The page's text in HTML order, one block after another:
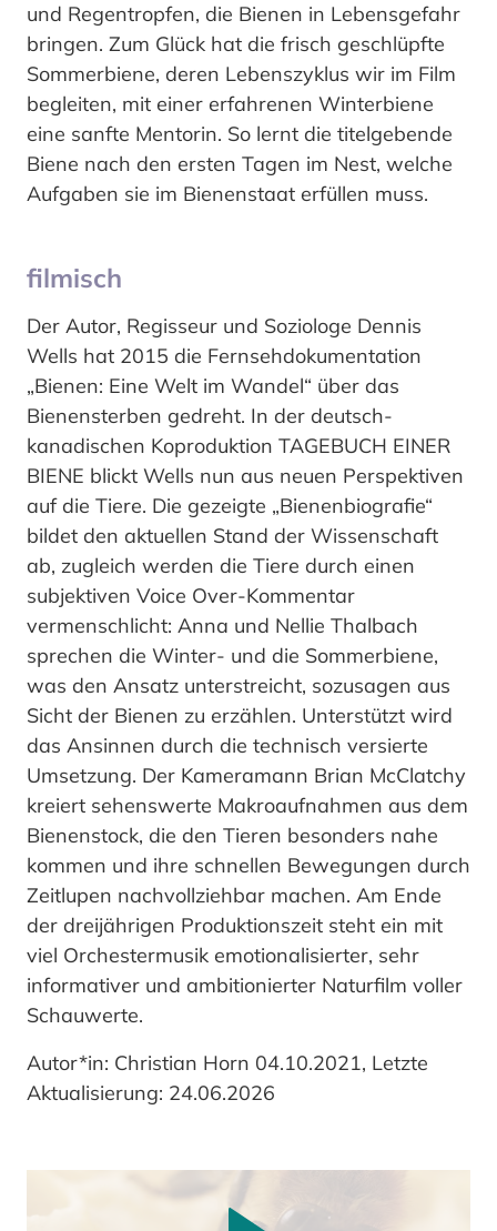
und Regentropfen, die Bienen in Lebensgefahr
bringen. Zum Glück hat die frisch geschlüpfte
Sommerbiene, deren Lebenszyklus wir im Film
begleiten, mit einer erfahrenen Winterbiene
eine sanfte Mentorin. So lernt die titelgebende
Biene nach den ersten Tagen im Nest, welche
Aufgaben sie im Bienenstaat erfüllen muss.
filmisch
Der Autor, Regisseur und Soziologe Dennis
Wells hat 2015 die Fernsehdokumentation
„Bienen: Eine Welt im Wandel“ über das
Bienensterben gedreht. In der deutsch-
kanadischen Koproduktion TAGEBUCH EINER
BIENE blickt Wells nun aus neuen Perspektiven
auf die Tiere. Die gezeigte „Bienenbiografie“
bildet den aktuellen Stand der Wissenschaft
ab, zugleich werden die Tiere durch einen
subjektiven Voice Over-Kommentar
vermenschlicht: Anna und Nellie Thalbach
sprechen die Winter- und die Sommerbiene,
was den Ansatz unterstreicht, sozusagen aus
Sicht der Bienen zu erzählen. Unterstützt wird
das Ansinnen durch die technisch versierte
Umsetzung. Der Kameramann Brian McClatchy
kreiert sehenswerte Makroaufnahmen aus dem
Bienenstock, die den Tieren besonders nahe
kommen und ihre schnellen Bewegungen durch
Zeitlupen nachvollziehbar machen. Am Ende
der dreijährigen Produktionszeit steht ein mit
viel Orchestermusik emotionalisierter, sehr
informativer und ambitionierter Naturfilm voller
Schauwerte.
Autor*in: Christian Horn 04.10.2021, Letzte
Aktualisierung: 24.06.2026